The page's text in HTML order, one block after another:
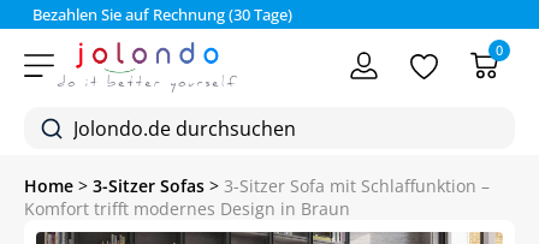
Bezahlen Sie auf Rechnung (30 Tage)
0
Home > 3-Sitzer Sofas > 3-Sitzer Sofa mit Schlaffunktion –
Komfort trifft modernes Design in Braun